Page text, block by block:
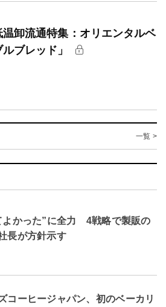
卸流通特集：オリエンタルベ
ブレッド」
一覧 >
よかった”に全力 4戦略で製販の
長が方針示す
コーヒージャパン、初のベーカリ